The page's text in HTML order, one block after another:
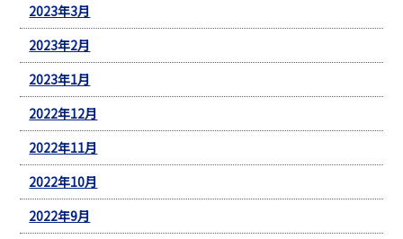
2023年3月
2023年2月
2023年1月
2022年12月
2022年11月
2022年10月
2022年9月